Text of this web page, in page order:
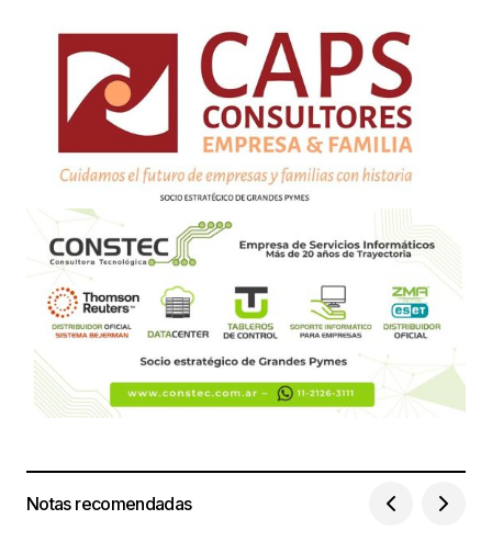
Notas recomendadas